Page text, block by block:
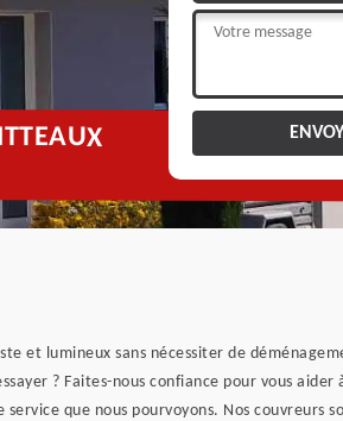
et lumineux sans nécessiter de
? Faites-nous confiance pour vous aider
que nous pourvoyons. Nos couvreurs